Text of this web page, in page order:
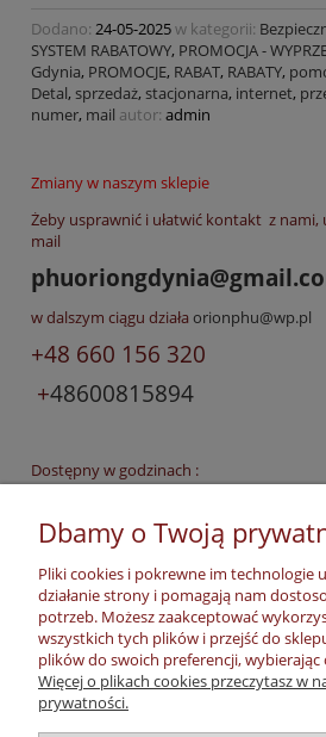
Dodano: 24-05-2025w kategorii:
SYSTEM RABATOWY, PROMOCJA -
Gdynia, PROMOCJE, RABAT, RABATY,
Detal, sprzedaż, stacjonarna, internet,
numer, mail autor: admin
Zmiany w naszym sklepie
Żeby usprawnić i ułatwić kontakt z
mail
w dalszym ciągu działa orionphu@wp.pl
+48 660 156 320
+48600815894
Dostępny w godzinach :
oraztrzecią sobotę miesiąca w
Moje konto
Dbamy o Twoją
Pliki cookies i pokrewne im technologie
działanie strony i pomagają nam
potrzeb. Możesz zaakceptować
wszystkich tych plików i przejść do
plików do swoich preferencji,
Więcej o plikach cookies przeczytasz w
prywatności.